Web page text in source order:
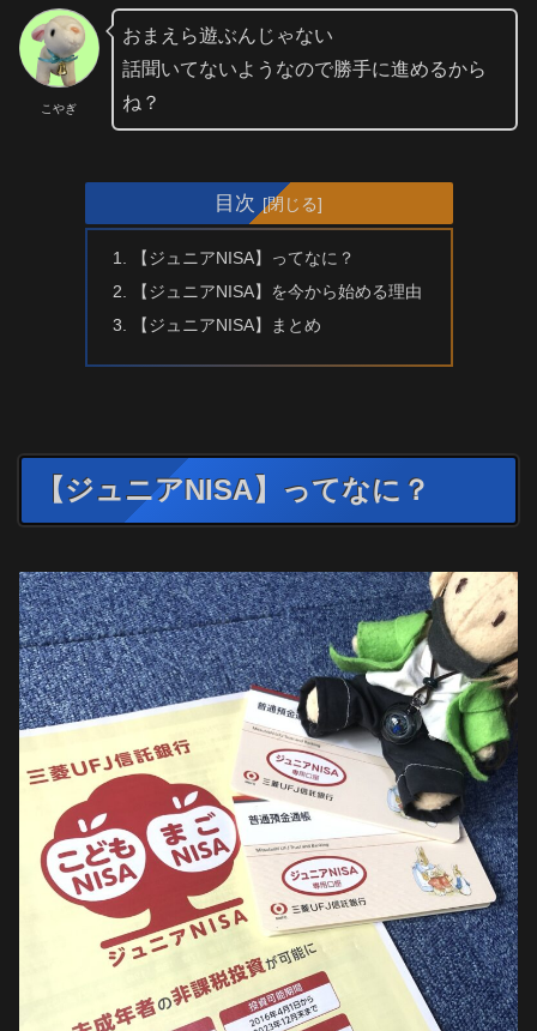
こやぎ
おまえら遊ぶんじゃない
話聞いてないようなので勝手に進めるから
ね？
目次
【ジュニアNISA】ってなに？
【ジュニアNISA】を今から始める理由
【ジュニアNISA】まとめ
【ジュニアNISA】ってなに？